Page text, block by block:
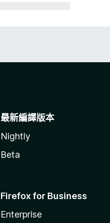
最新編譯版本
Nightly
Beta
Firefox for Business
Enterprise